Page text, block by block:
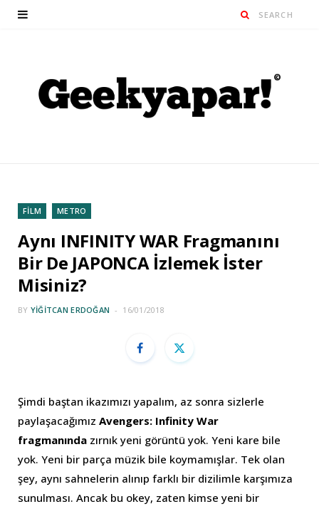
FİLM METRO
Aynı INFINITY WAR Fragmanını
Bir De JAPONCA İzlemek İster
Misiniz?
BY YIĞITCAN ERDOĞAN 16/01/2018
Şimdi baştan ikazımızı yapalım, az sonra sizlerle
paylaşacağımız Avengers: Infinity War
fragmanında zırnık yeni görüntü yok. Yeni kare bile
yok. Yeni bir parça müzik bile koymamışlar. Tek olan
şey, aynı sahnelerin alınıp farklı bir dizilimle karşımıza
sunulması. Ancak bu okey, zaten kimse yeni bir